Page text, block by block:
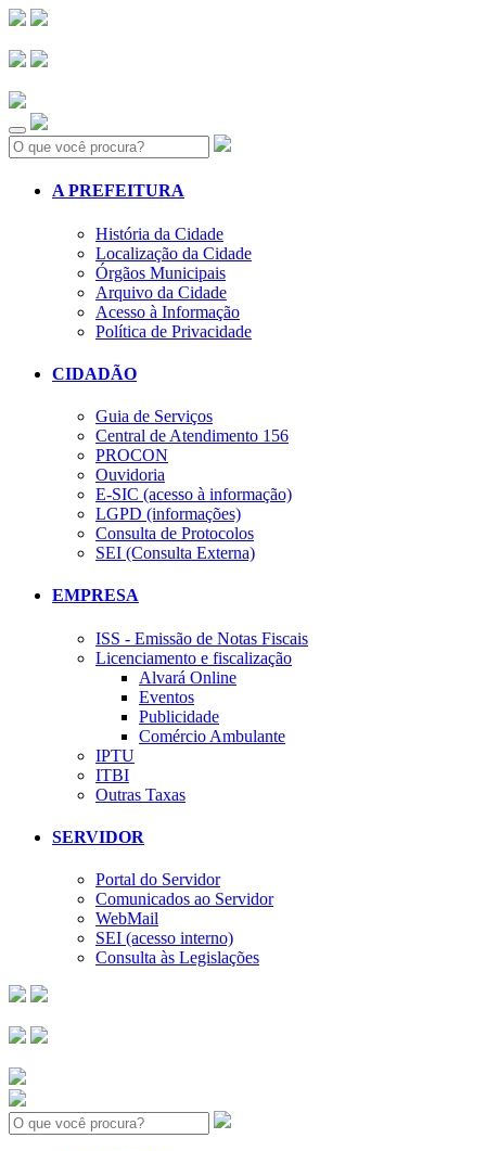
Search:
A PREFEITURA
História da Cidade
Localização da Cidade
Órgãos Municipais
Arquivo da Cidade
Acesso à Informação
Política de Privacidade
CIDADÃO
Guia de Serviços
Central de Atendimento 156
PROCON
Ouvidoria
E-SIC (acesso à informação)
LGPD (informações)
Consulta de Protocolos
SEI (Consulta Externa)
EMPRESA
ISS - Emissão de Notas Fiscais
Licenciamento e fiscalização
Alvará Online
Eventos
Publicidade
Comércio Ambulante
IPTU
ITBI
Outras Taxas
SERVIDOR
Portal do Servidor
Comunicados ao Servidor
WebMail
SEI (acesso interno)
Consulta às Legislações
Search: